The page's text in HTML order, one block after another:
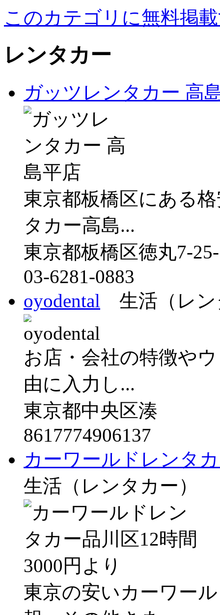
このカテゴリに無料掲
レンタカー
ガッツレンタカー 高
東京都板橋区にある
タカー高島...
東京都板橋区徳丸7-
03-6281-0883
oyodental 生活（レン
お店・会社の特徴や
由に入力し...
東京都中央区湊
8617774906137
カーワールドレンタ
生活（レンタカー）
東京の安いカーワー